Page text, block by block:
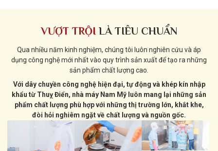
VƯỢT TRỘI LÀ TIÊU CHUẨN
Qua nhiều năm kinh nghiệm, chúng tôi luôn nghiên cứu và áp
dụng công nghệ mới nhất vào quy trình sản xuất để tạo ra những
sản phẩm chất lượng cao.
Với dây chuyền công nghệ hiện đại, tự động và khép kín nhập
khẩu từ Thuỵ Điển, nhà máy Nam Mỹ luôn mang lại những sản
phẩm chất lượng phù hợp với những thị trường lớn, khắt khe,
đòi hỏi nghiêm ngặt về chất lượng và nguồn gốc.